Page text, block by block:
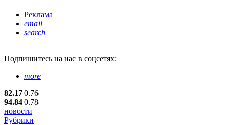
Реклама
email
search
Подпишитесь на нас в соцсетях:
more
82.17 0.76
94.84 0.78
новости
Рубрики